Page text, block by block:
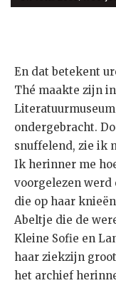
En dat betekent
Thé maakte zijn
ondergebracht.
snuffelend, zie ik
Ik herinner me
voorgelezen werd
die op haar
Abeltje die de
Kleine Sofie en
haar ziekzijn
het archief